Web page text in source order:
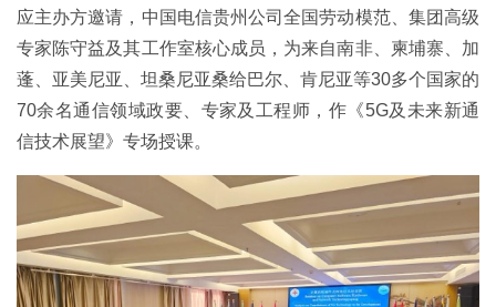
应主办方邀请，中国电信贵州公司全国劳动模范、集团高级
专家陈守益及其工作室核心成员，为来自南非、柬埔寨、加
蓬、亚美尼亚、坦桑尼亚桑给巴尔、肯尼亚等30多个国家的
70余名通信领域政要、专家及工程师，作《5G及未来新通
信技术展望》专场授课。